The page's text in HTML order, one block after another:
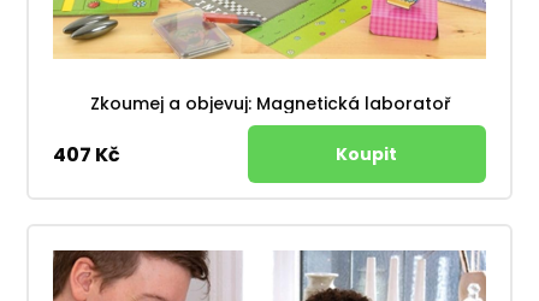
Zkoumej a objevuj: Magnetická laboratoř
407 Kč